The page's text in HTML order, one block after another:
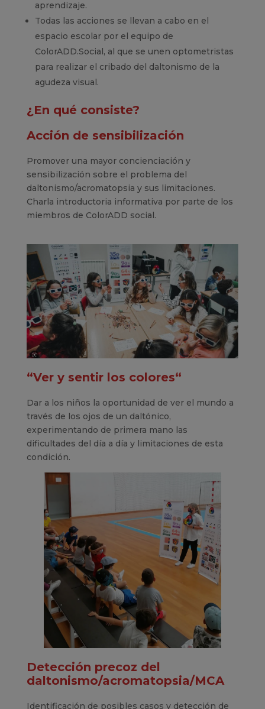
aprendizaje.
Todas las acciones se llevan a cabo en el
espacio escolar por el equipo de
ColorADD.Social, al que se unen optometristas
para realizar el cribado del daltonismo de la
agudeza visual.
¿En qué consiste?
Acción de sensibilización
Promover una mayor concienciación y
sensibilización sobre el problema del
daltonismo/acromatopsia y sus limitaciones.
Charla introductoria informativa por parte de los
miembros de ColorADD social.
“Ver y sentir los colores“
Dar a los niños la oportunidad de ver el mundo a
través de los ojos de un daltónico,
experimentando de primera mano las
dificultades del día a día y limitaciones de esta
condición.
Detección precoz del
daltonismo/acromatopsia/MCA
Identificación de posibles casos y detección de